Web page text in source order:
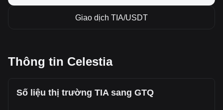
Giao dịch TIA/USDT
Thông tin Celestia
Số liệu thị trường TIA sang GTQ